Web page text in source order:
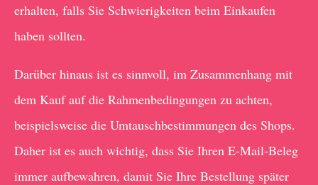
erhalten, falls Sie Schwierigkeiten beim Einkaufen
haben sollten.
Darüber hinaus ist es sinnvoll, im Zusammenhang mit
dem Kauf auf die Rahmenbedingungen zu achten,
beispielsweise die Umtauschbestimmungen des Shops.
Daher ist es auch wichtig, dass Sie Ihren E-Mail-Beleg
immer aufbewahren, damit Sie Ihre Bestellung später